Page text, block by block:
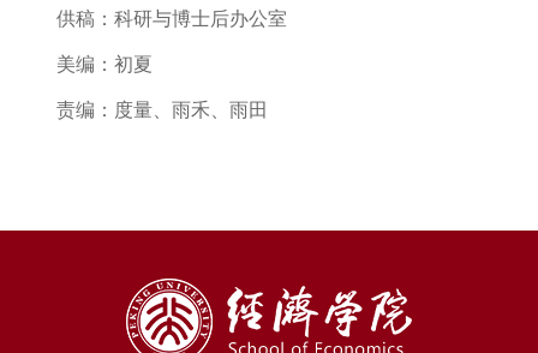
供稿：科研与博士后办公室
美编：初夏
责编：度量、雨禾、雨田